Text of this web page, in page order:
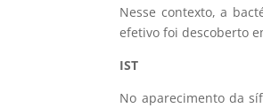
Nesse contexto, a
efetivo foi descoberto
IST
No aparecimento da